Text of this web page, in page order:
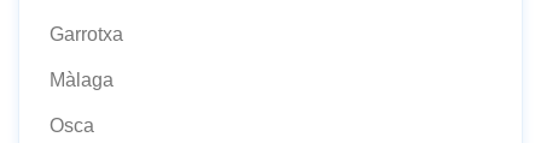
Garrotxa
Màlaga
Osca